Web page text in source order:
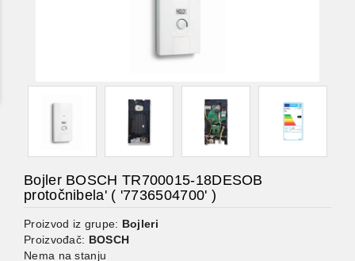
Bojler BOSCH TR700015-18DESOB
protočnibela' ( '7736504700' )
Proizvod iz grupe: Bojleri
Proizvođač: BOSCH
Nema na stanju